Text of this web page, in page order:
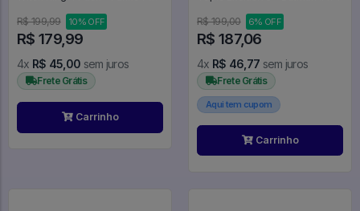
FUNKO POP #4
R$ 199,99 10% OFF
R$ 179,99
4x R$ 45,00 sem juros
Frete Grátis
Carrinho
R$ 199,00 6% OFF
R$ 187,06
4x R$ 46,77 sem juros
Frete Grátis
Aqui tem cupom
Carrinho